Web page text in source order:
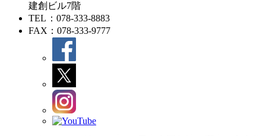
建創ビル7階
TEL ：078-333-8883
FAX ：078-333-9777